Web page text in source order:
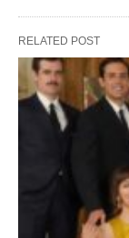
RELATED POST